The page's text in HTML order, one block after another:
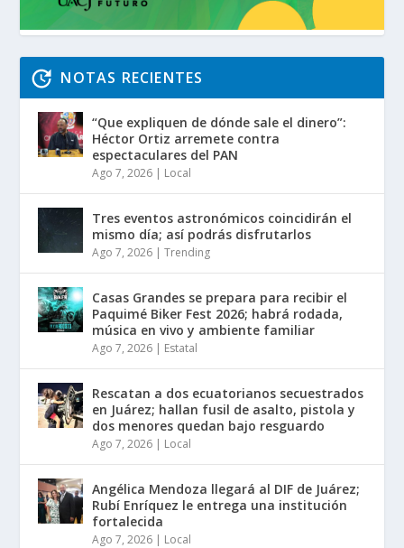
NOTAS RECIENTES
“Que expliquen de dónde sale el dinero”:
Héctor Ortiz arremete contra
espectaculares del PAN
Ago 7, 2026 | Local
Tres eventos astronómicos coincidirán el
mismo día; así podrás disfrutarlos
Ago 7, 2026 |Trending
Casas Grandes se prepara para recibir el
Paquimé Biker Fest 2026; habrá rodada,
música en vivo y ambiente familiar
Ago 7, 2026 | Estatal
Rescatan a dos ecuatorianos secuestrados
en Juárez; hallan fusil de asalto, pistola y
dos menores quedan bajo resguardo
Ago 7, 2026 | Local
Angélica Mendoza llegará al DIF de Juárez;
Rubí Enríquez le entrega una institución
fortalecida
Ago 7, 2026 | Local